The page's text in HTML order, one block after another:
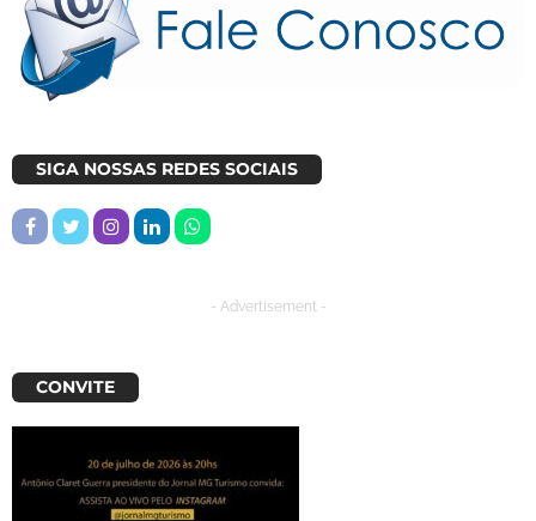
SIGA NOSSAS REDES SOCIAIS
- Advertisement -
CONVITE